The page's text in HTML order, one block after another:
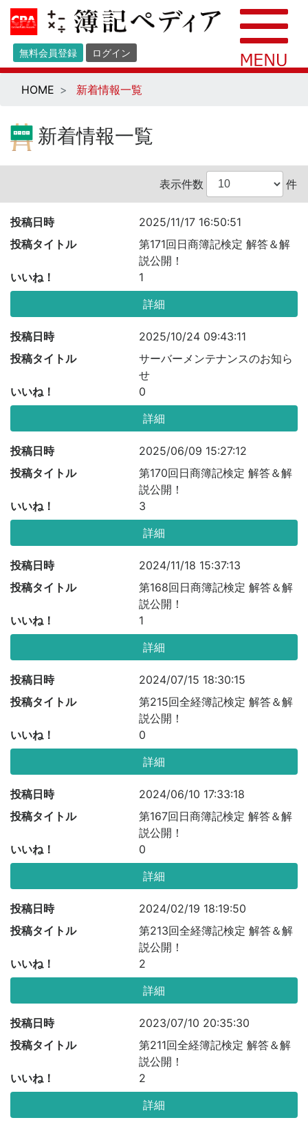
無料会員登録 ログイン
HOME 新着情報一覧
新着情報一覧
表示件数 件
投稿日時
2025/11/17 16:50:51
投稿タイトル
第171回日商簿記検定 解答＆解
説公開！
いいね！
1
詳細
投稿日時
2025/10/24 09:43:11
投稿タイトル
サーバーメンテナンスのお知ら
せ
いいね！
0
詳細
投稿日時
2025/06/09 15:27:12
投稿タイトル
第170回日商簿記検定 解答＆解
説公開！
いいね！
3
詳細
投稿日時
2024/11/18 15:37:13
投稿タイトル
第168回日商簿記検定 解答＆解
説公開！
いいね！
1
詳細
投稿日時
2024/07/15 18:30:15
投稿タイトル
第215回全経簿記検定 解答＆解
説公開！
いいね！
0
詳細
投稿日時
2024/06/10 17:33:18
投稿タイトル
第167回日商簿記検定 解答＆解
説公開！
いいね！
0
詳細
投稿日時
2024/02/19 18:19:50
投稿タイトル
第213回全経簿記検定 解答＆解
説公開！
いいね！
2
詳細
投稿日時
2023/07/10 20:35:30
投稿タイトル
第211回全経簿記検定 解答＆解
説公開！
いいね！
2
詳細